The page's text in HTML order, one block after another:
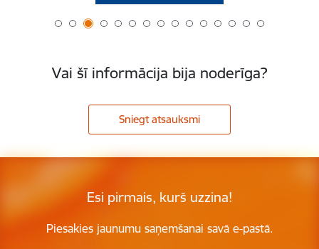
Vai šī informācija bija noderīga?
Sniegt atsauksmi
Esi pirmais, kurš uzzina!
Piesakies jaunumu saņemšanai savā e-pastā.